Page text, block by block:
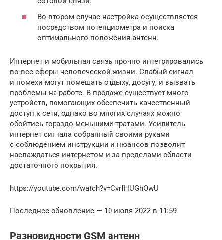
Во втором случае настройка осуществляется
посредством потенциометра и поиска
оптимального положения антенн.
Интернет и мобильная связь прочно интегрировались
во все сферы человеческой жизни. Слабый сигнал
и помехи могут помешать отдыху, досугу, и вызвать
проблемы на работе. В продаже существует много
устройств, помогающих обеспечить качественный
доступ к сети, однако во многих случаях можно
обойтись гораздо меньшими тратами. Усилитель
интернет сигнала собранный своими руками
с соблюдением инструкции и нюансов позволит
наслаждаться интернетом и за пределами области
достаточного покрытия.
https://youtube.com/watch?v=CvrfHUGhOwU
Последнее обновление — 10 июля 2022 в 11:59
Разновидности GSM антенн